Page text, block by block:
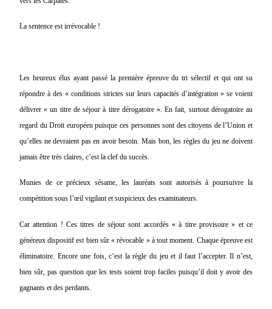
La sentence est irrévocable !
Les heureux élus ayant passé la première épreuve du tri sélectif et qui ont su
répondre à des « conditions strictes sur leurs capacités d’intégration » se voient
délivrer « un titre de séjour à titre dérogatoire ». En fait, surtout dérogatoire au
regard du Droit européen puisque ces personnes sont des citoyens de l’Union et
qu’elles ne devraient pas en avoir besoin. Mais bon, les règles du jeu ne doivent
jamais être très claires, c’est la clef du succès.
Munies de ce précieux sésame, les lauréats sont autorisés à poursuivre la
compétition sous l’œil vigilant et suspicieux des examinateurs.
Car attention ! Ces titres de séjour sont accordés « à titre provisoire » et ce
généreux dispositif est bien sûr « révocable » à tout moment. Chaque épreuve est
éliminatoire. Encore une fois, c’est la règle du jeu et il faut l’accepter. Il n’est,
bien sûr, pas question que les tests soient trop faciles puisqu’il doit y avoir des
gagnants et des perdants.